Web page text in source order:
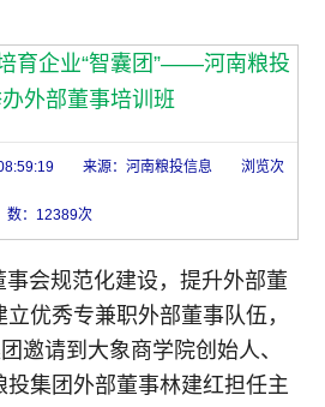
育企业“智囊团”——河南粮投
外部董事培训班
来源：河南粮投信息 浏览次
数：12389次
事会规范化建设，提升外部董
优秀专兼职外部董事队伍，
邀请到大象商学院创始人、
集团外部董事林建红担任主